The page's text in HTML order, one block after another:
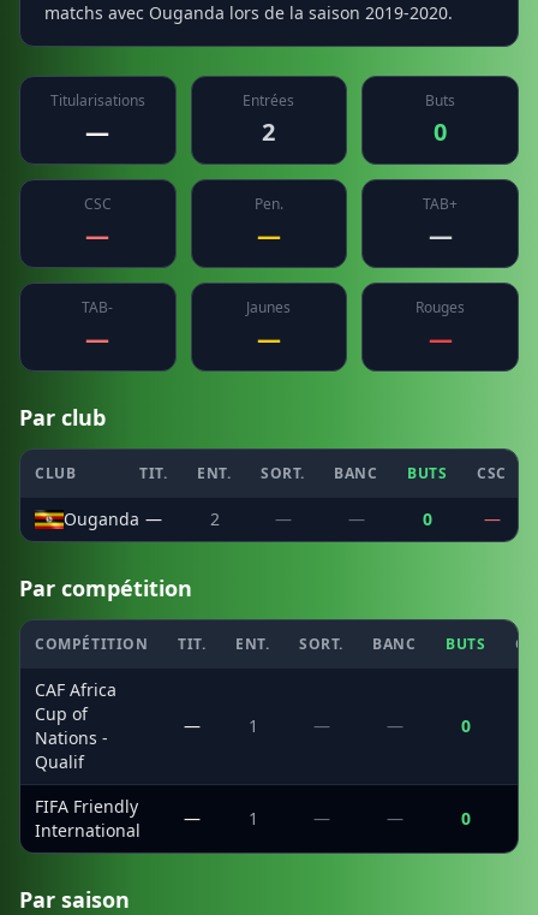
matchs avec Ouganda lors de la saison 2019-2020.
Titularisations
—
Entrées
2
Buts
0
CSC
—
Pen.
—
TAB+
—
TAB-
—
Jaunes
—
Rouges
—
Par club
CLUB TIT. ENT. SORT. BANC BUTS CSC
Ouganda — 2 — — 0 —
Par compétition
COMPÉTITION TIT. ENT. SORT. BANC BUTS
CAF Africa
Cup of
Nations -
Qualif
— 1 — — 0
FIFA Friendly
International
— 1 — — 0
Par saison